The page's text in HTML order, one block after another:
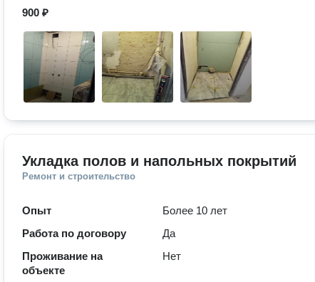
900 ₽
Укладка полов и напольных покрытий
Ремонт и строительство
Опыт
Более 10 лет
Работа по договору
Да
Проживание на
объекте
Нет